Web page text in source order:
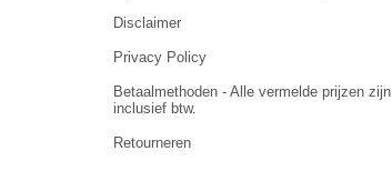
Disclaimer
Privacy Policy
Betaalmethoden - Alle vermelde prijzen zijn
inclusief btw.
Retourneren